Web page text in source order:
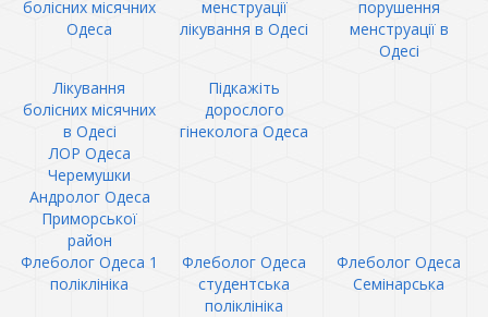
болісних місячних
Одеса
менструації
лікування в Одесі
порушення
менструації в
Одесі
Лікування
болісних місячних
в Одесі
Підкажіть
дорослого
гінеколога Одеса
ЛОР Одеса
Черемушки
Андролог Одеса
Приморської
район
Флеболог Одеса 1
поліклініка
Флеболог Одеса
студентська
поліклініка
Флеболог Одеса
Семінарська